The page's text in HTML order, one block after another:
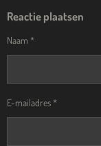
Reactie plaatsen
Naam *
E-mailadres *